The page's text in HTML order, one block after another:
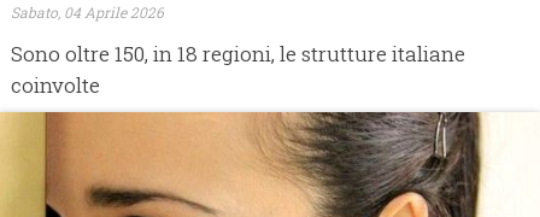
Sabato, 04 Aprile 2026
Sono oltre 150, in 18 regioni, le strutture italiane
coinvolte